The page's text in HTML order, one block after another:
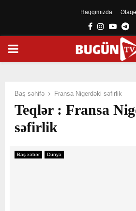
Haqqımızda Əlaqə
Facebook
Instagram
PRIMARY
Baş səhifə Fransa Nigerdəki səfirlik
Teqlər : Fransa
səfirlik
Baş xəbər Dünya